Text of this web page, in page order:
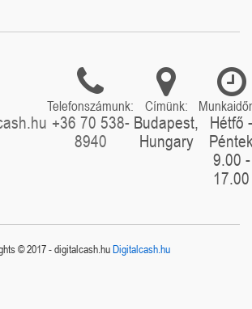
Telefonszámunk:
+36 70 538-
8940
Címünk:
Budapest,
Hungary
Hétfő -
9.00 -
17.00
© 2017 - digitalcash.huDigitalcash.hu